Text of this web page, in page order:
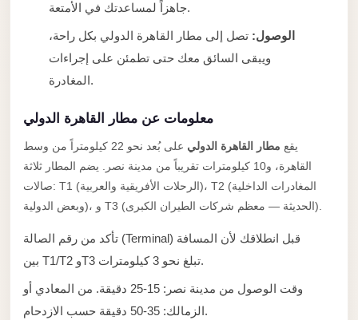
جاهزاً لمساعدتك في الأمتعة.
الوصول: تصل إلى مطار القاهرة الدولي بكل راحة،
ويبقى السائق معك حتى تطمئن على إجراءات
المغادرة.
معلومات عن مطار القاهرة الدولي
يقع مطار القاهرة الدولي
على بُعد نحو 22 كيلومتراً من وسط
القاهرة، و10 كيلومترات تقريباً من مدينة نصر. يضم المطار ثلاثة
صالات: T1 (الرحلات الأفريقية والعربية)، T2 (المغادرات الداخلية
وبعض الدولية)، و T3 (الحديثة — معظم شركات الطيران الكبرى).
تأكد من رقم الصالة (Terminal) قبل انطلاقك لأن المسافة
بين T1/T2 وT3 تبلغ نحو 3 كيلومترات.
وقت الوصول من مدينة نصر: 15-25 دقيقة. من المعادي أو
الزمالك: 35-50 دقيقة حسب الازدحام.
Taxi
Suez
Limousine
Sphinx
Sphinx